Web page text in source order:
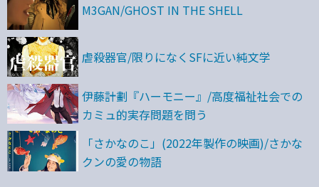
M3GAN/GHOST IN THE SHELL
虐殺器官/限りになくSFに近い純文学
伊藤計劃『ハーモニー』/高度福祉社会での
カミュ的実存問題を問う
「さかなのこ」(2022年製作の映画)/さかな
クンの愛の物語